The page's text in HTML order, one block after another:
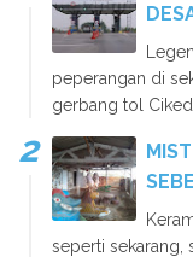
peperangan di
gerbang tol
seperti sekarang,